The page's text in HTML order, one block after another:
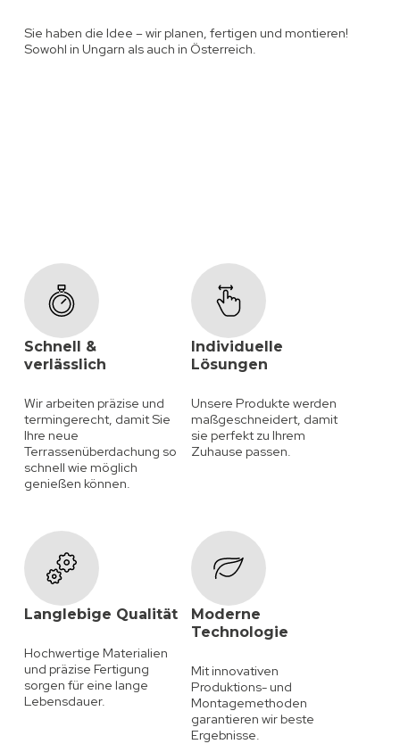
Sie haben die Idee – wir planen, fertigen und montieren!
Sowohl in Ungarn als auch in Österreich.
Schnell &
verlässlich
Wir arbeiten präzise und
termingerecht, damit Sie
Ihre neue
Terrassenüberdachung so
schnell wie möglich
genießen können.
Individuelle
Lösungen
Unsere Produkte werden
maßgeschneidert, damit
sie perfekt zu Ihrem
Zuhause passen.
Langlebige Qualität
Hochwertige Materialien
und präzise Fertigung
sorgen für eine lange
Lebensdauer.
Moderne
Technologie
Mit innovativen
Produktions- und
Montagemethoden
garantieren wir beste
Ergebnisse.